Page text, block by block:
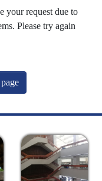
your request due to
Please try again